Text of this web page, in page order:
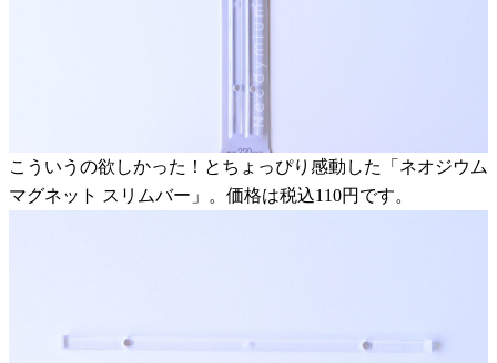
こういうの欲しかった！とちょっぴり感動した「ネオジウム
マグネット スリムバー」。価格は税込110円です。